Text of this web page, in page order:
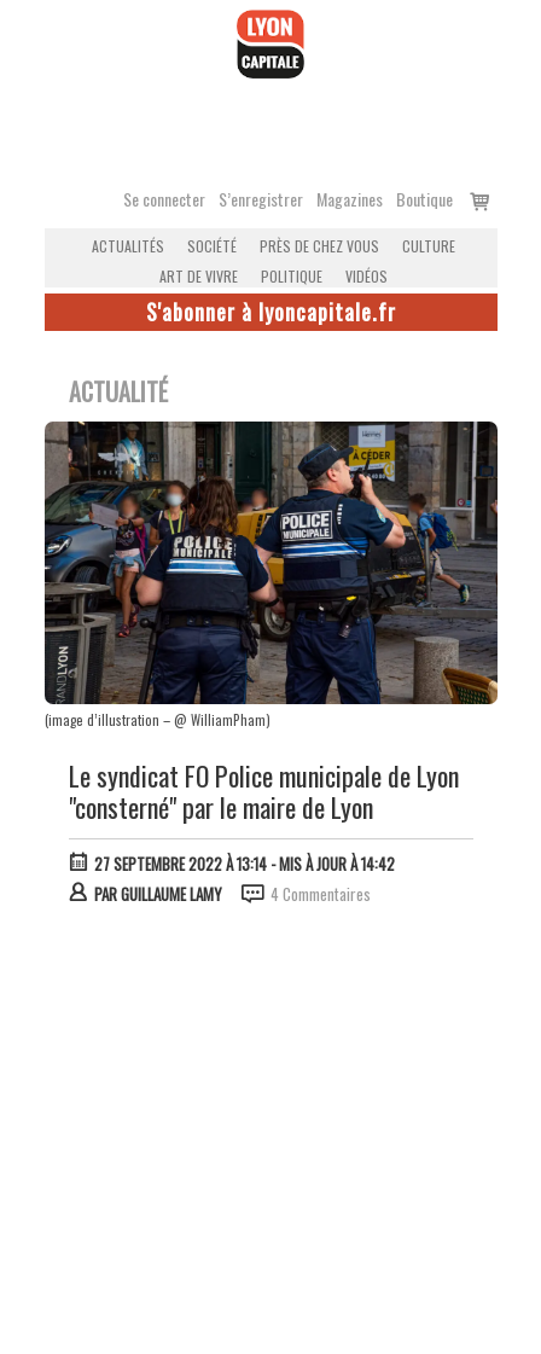
Se connecter S’enregistrer Magazines Boutique
Voir
ACTUALITÉS SOCIÉTÉ PRÈS DE CHEZ VOUS
CULTURE
ART DE VIVRE
POLITIQUE VIDÉOS
S'abonner à lyoncapitale.fr
ACTUALITÉ
(image d’illustration – @ WilliamPham)
Le syndicat FO Police municipale de Lyon
"consterné" par le maire de Lyon
27 SEPTEMBRE 2022 À 13:14- MIS À JOUR À 14:42
PARGUILLAUME LAMY 4 Commentaires